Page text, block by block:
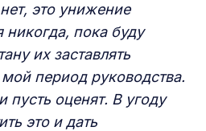
это унижение
никогда, пока буду
их заставлять
период руководства.
пусть оценят. В угоду
это и дать